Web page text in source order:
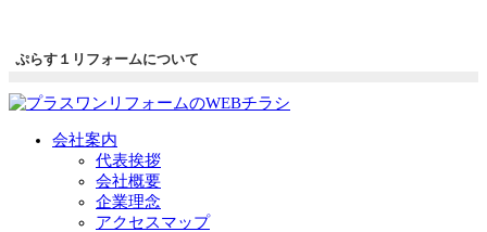
ぷらす１リフォームについて
会社案内
代表挨拶
会社概要
企業理念
アクセスマップ